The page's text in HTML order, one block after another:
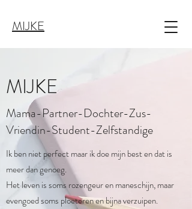
MIJKE
MIJKE
Mama-Partner-Dochter-Zus-
Vriendin-Student-Zelfstandige
Ik ben niet perfect maar ik doe mijn best en dat is
meer dan genoeg.
Het leven is soms rozengeur en maneschijn, maar
evengoed soms ploeteren en bijna verzuipen.